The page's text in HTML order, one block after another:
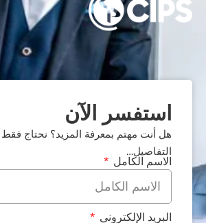
المزيد؟ نحتاج فقط إلى بعض